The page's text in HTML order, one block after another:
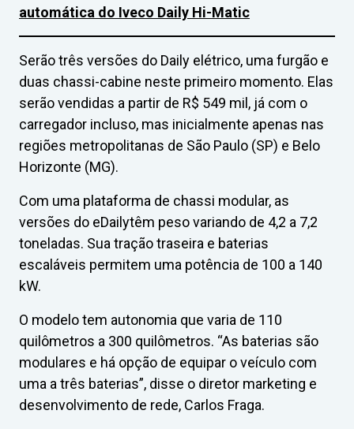
automática do Iveco Daily Hi-Matic
Serão três versões do Daily elétrico, uma furgão e
duas chassi-cabine neste primeiro momento. Elas
serão vendidas a partir de R$ 549 mil, já com o
carregador incluso, mas inicialmente apenas nas
regiões metropolitanas de São Paulo (SP) e Belo
Horizonte (MG).
Com uma plataforma de chassi modular, as
versões do eDailytêm peso variando de 4,2 a 7,2
toneladas. Sua tração traseira e baterias
escaláveis permitem uma potência de 100 a 140
kW.
O modelo tem autonomia que varia de 110
quilômetros a 300 quilômetros. “As baterias são
modulares e há opção de equipar o veículo com
uma a três baterias”, disse o diretor marketing e
desenvolvimento de rede, Carlos Fraga.